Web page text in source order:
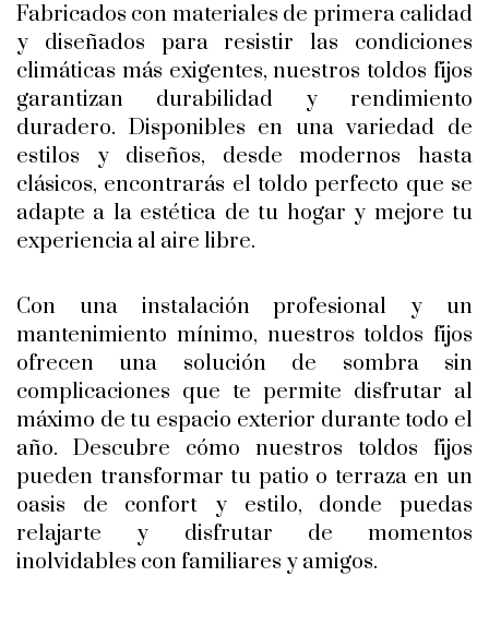
Fabricados con materiales de primera calidad
y diseñados para resistir las condiciones
climáticas más exigentes, nuestros toldos fijos
garantizan durabilidad y rendimiento
duradero. Disponibles en una variedad de
estilos y diseños, desde modernos hasta
clásicos, encontrarás el toldo perfecto que se
adapte a la estética de tu hogar y mejore tu
experiencia al aire libre.
Con una instalación profesional y un
mantenimiento mínimo, nuestros toldos fijos
ofrecen una solución de sombra sin
complicaciones que te permite disfrutar al
máximo de tu espacio exterior durante todo el
año. Descubre cómo nuestros toldos fijos
pueden transformar tu patio o terraza en un
oasis de confort y estilo, donde puedas
relajarte y disfrutar de momentos
inolvidables con familiares y amigos.